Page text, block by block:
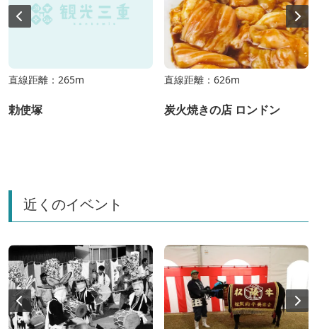
直線距離：265m
勅使塚
直線距離：626m
炭火焼きの店 ロンドン
近くのイベント